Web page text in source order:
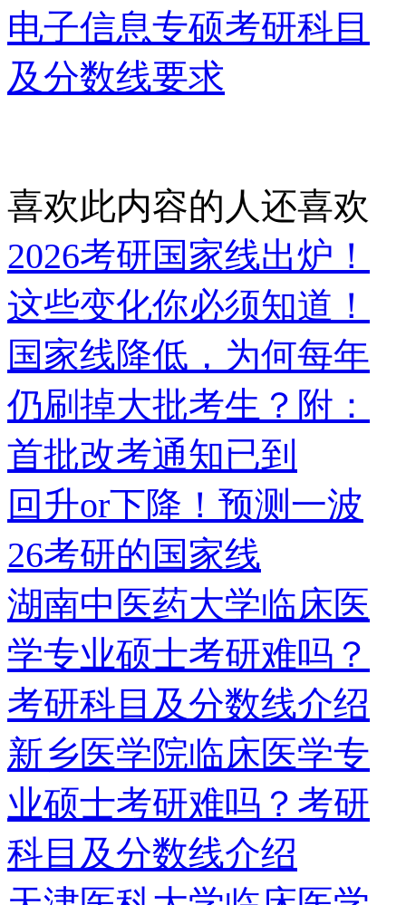
电子信息专硕考研科目
及分数线要求
喜欢此内容的人还喜欢
2026考研国家线出炉！
这些变化你必须知道！
国家线降低，为何每年
仍刷掉大批考生？附：
首批改考通知已到
回升or下降！预测一波
26考研的国家线
湖南中医药大学临床医
学专业硕士考研难吗？
考研科目及分数线介绍
新乡医学院临床医学专
业硕士考研难吗？考研
科目及分数线介绍